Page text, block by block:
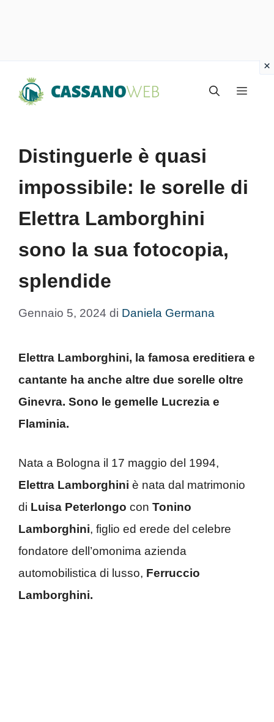
Menu
Distinguerle è quasi
impossibile: le sorelle di
Elettra Lamborghini
sono la sua fotocopia,
splendide
Gennaio 5, 2024 di Daniela Germana
Elettra Lamborghini, la famosa ereditiera e
cantante ha anche altre due sorelle oltre
Ginevra. Sono le gemelle Lucrezia e
Flaminia.
Nata a Bologna il 17 maggio del 1994,
Elettra Lamborghini è nata dal matrimonio
di Luisa Peterlongo con Tonino
Lamborghini, figlio ed erede del celebre
fondatore dell’omonima azienda
automobilistica di lusso, Ferruccio
Lamborghini.